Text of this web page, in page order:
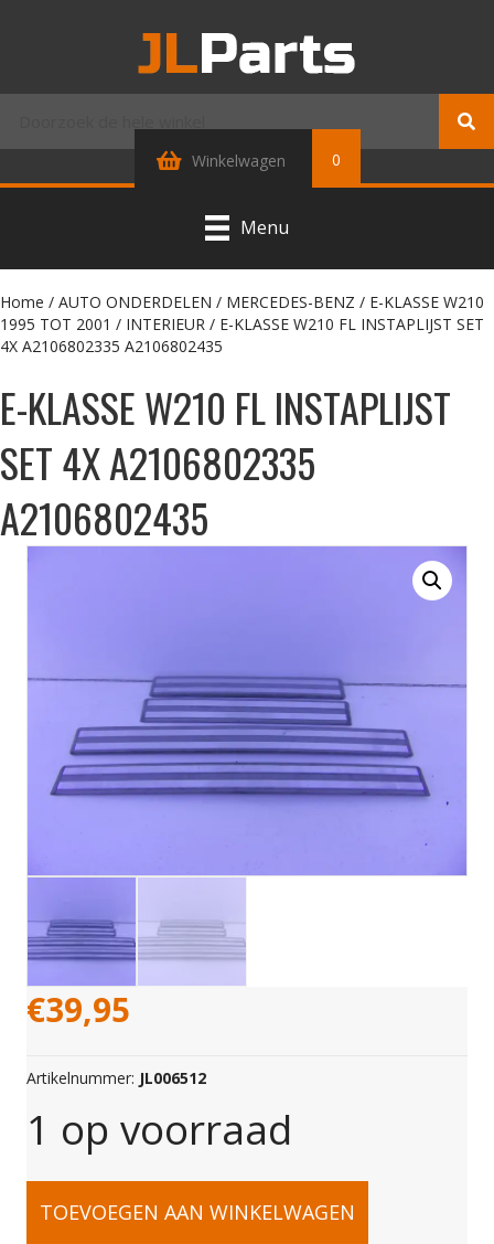
Winkelwagen 0
Menu
Home / AUTO ONDERDELEN / MERCEDES-BENZ / E-KLASSE W210
1995 TOT 2001 / INTERIEUR / E-KLASSE W210 FL INSTAPLIJST SET
4X A2106802335 A2106802435
E-KLASSE W210 FL INSTAPLIJST
SET 4X A2106802335
A2106802435
€39,95
Artikelnummer: JL006512
1 op voorraad
E-
TOEVOEGEN AAN WINKELWAGEN